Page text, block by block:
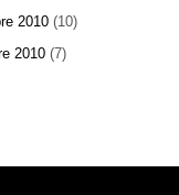
2010 (10)
2010 (7)